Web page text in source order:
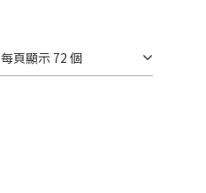
每頁顯示 72 個